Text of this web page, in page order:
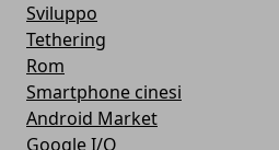
Sviluppo
Tethering
Rom
Smartphone cinesi
Android Market
Google I/O